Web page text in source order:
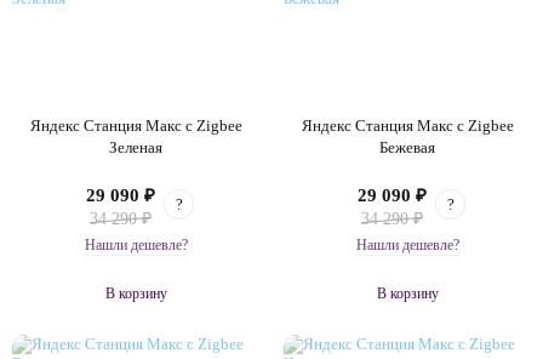
Яндекс Станция Макс с Zigbee
Зеленая
29 090 ₽
34 290 ₽
?
Нашли дешевле?
В корзину
Яндекс Станция Макс с Zigbee
Бежевая
29 090 ₽
34 290 ₽
?
Нашли дешевле?
В корзину